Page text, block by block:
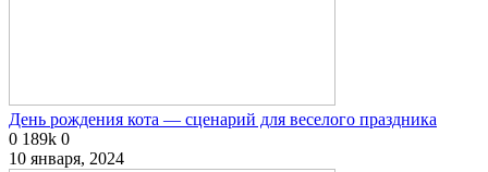
День рождения кота — сценарий для веселого праздника
0 189k 0
10 января, 2024